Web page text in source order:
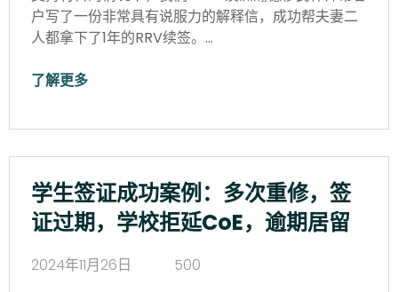
户写了一份非常具有说服力的解释信，成功帮夫妻二
人都拿下了1年的RRV续签。…
了解更多
学生签证成功案例：多次重修，签
证过期，学校拒延CoE，逾期居留
2024年11月26日
500